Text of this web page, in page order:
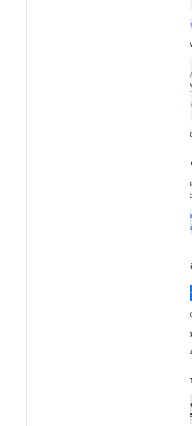
Para
/
www
corregir los
Los